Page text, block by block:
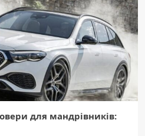
для мандрівників: